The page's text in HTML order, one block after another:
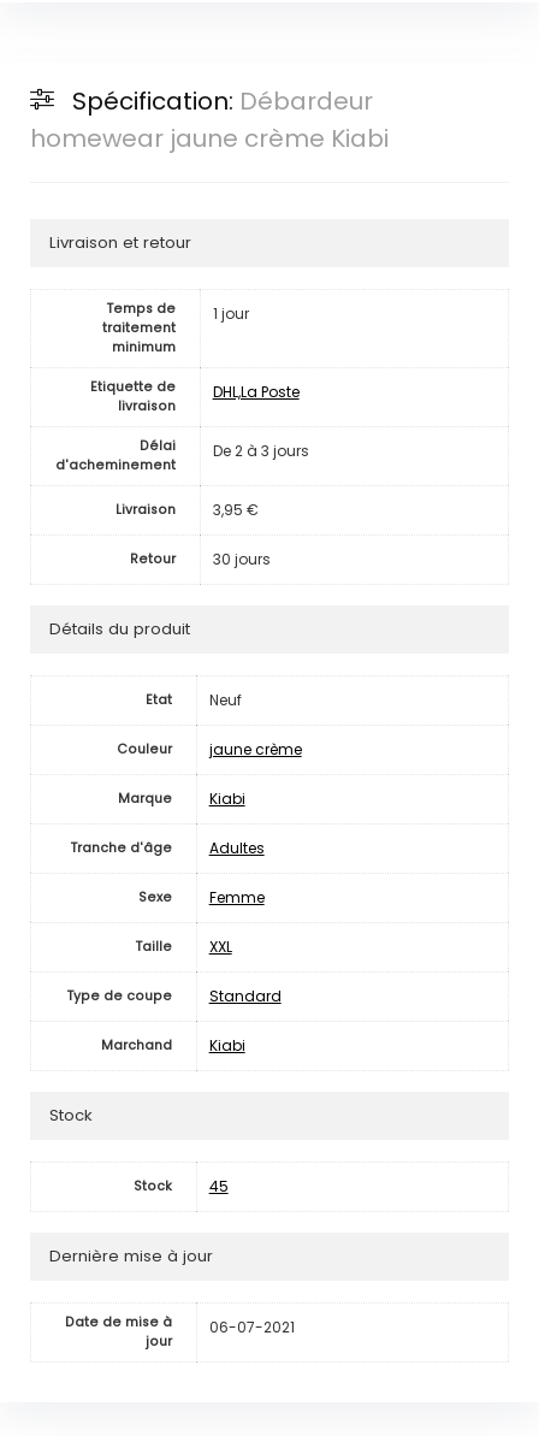
Spécification: Débardeur
homewear jaune crème Kiabi
Livraison et retour
Temps de
traitement
minimum
1 jour
Etiquette de
livraison
DHL,La Poste
Délai
d'acheminement
De 2 à 3 jours
Livraison 3,95 €
Retour 30 jours
Détails du produit
Etat Neuf
Couleur jaune crème
Marque Kiabi
Tranche d'âge Adultes
Sexe Femme
Taille XXL
Type de coupe Standard
Marchand Kiabi
Stock
Stock 45
Dernière mise à jour
Date de mise à
jour
06-07-2021